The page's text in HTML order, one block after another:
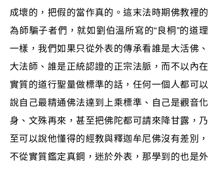
成壞的，把假的當作真的。這末法時期佛教裡的
為師騙子者們，就如劉伯溫所寫的“良桐”的道理
一樣，我們如果只從外表的傳承看誰是大活佛、
大法師、誰是正統認證的正宗法脈，而不以內在
實質的道行聖量做標準的話，任何一個人都可以
說自己最精通佛法達到上乘標準、自己是觀音化
身、文殊再來，甚至把佛陀都可請來降甘露，乃
至可以說他懂得的經教與釋迦牟尼佛沒有差別，
不從實質鑑定真鋼，迷於外表，那學到的也是外